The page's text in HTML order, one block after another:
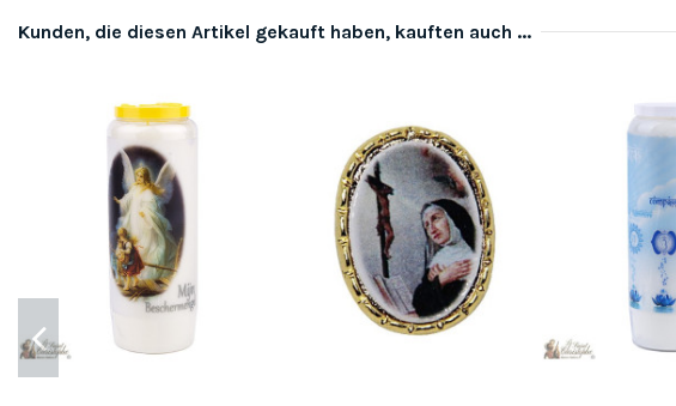
Kunden, die diesen Artikel gekauft haben, kauften auch ...